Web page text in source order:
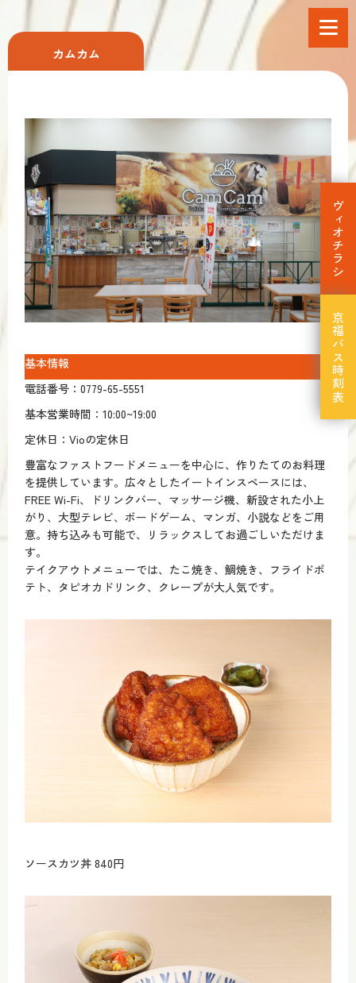
ヴィオチラシ
京福バス時刻表
協同組合 大野商業開発
FAX. 0779-65-5531
e-mail ： vio@angel.ocn.ne.jp
カムカム
基本情報
電話番号：0779-65-5551
基本営業時間：10:00~19:00
定休日：Vioの定休日
豊富なファストフードメニューを中心に、作りたてのお料理
を提供しています。広々としたイートインスペースには、
FREE Wi-Fi、ドリンクバー、マッサージ機、新設された小上
がり、大型テレビ、ボードゲーム、マンガ、小説などをご用
意。持ち込みも可能で、リラックスしてお過ごしいただけま
す。
テイクアウトメニューでは、たこ焼き、鯛焼き、フライドポ
テト、タピオカドリンク、クレープが大人気です。
ソースカツ丼 840円